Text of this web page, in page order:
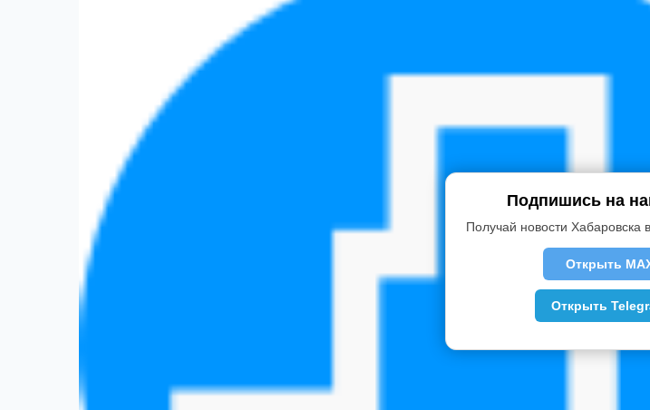
Подпишись на
Получай новости Хабаровска
Открыть
Открыть